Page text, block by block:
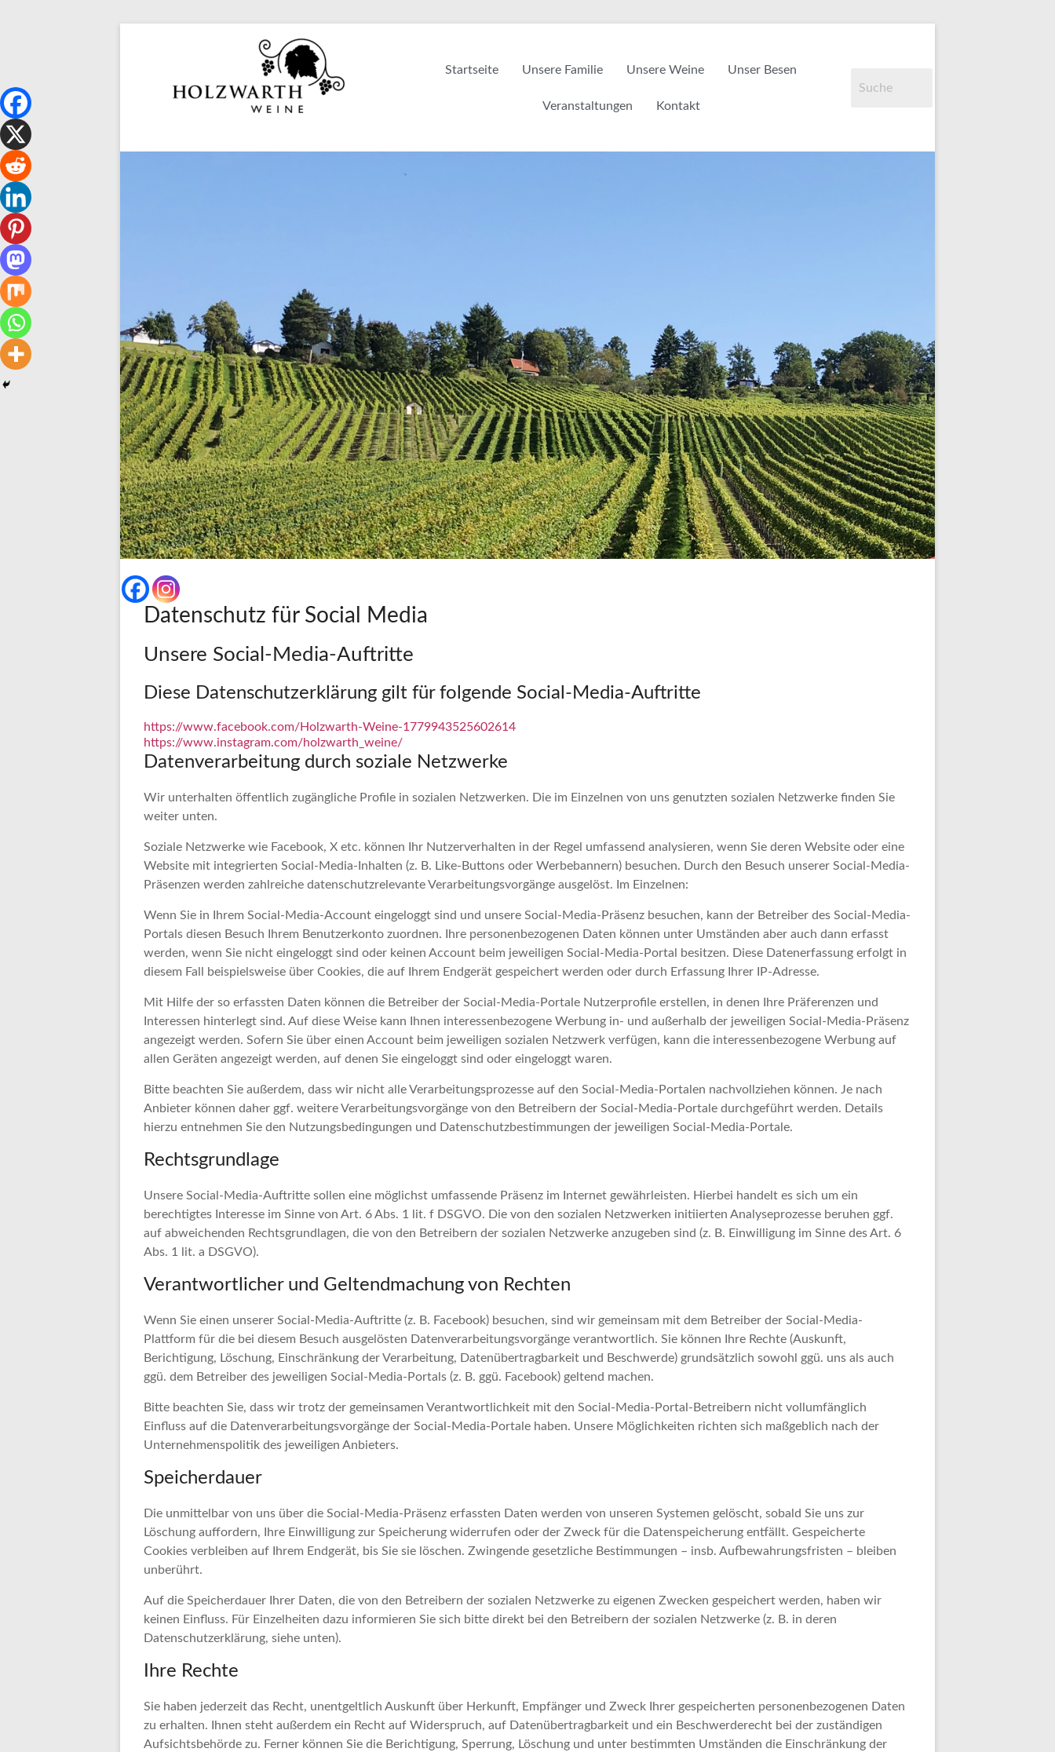
Startseite Unsere Familie Unsere Weine Unser Besen
Veranstaltungen Kontakt
Datenschutz für Social Media
Unsere Social-Media-Auftritte
Diese Datenschutzerklärung gilt für folgende Social-Media-Auftritte
https://www.facebook.com/Holzwarth-Weine-1779943525602614
https://www.instagram.com/holzwarth_weine/
Datenverarbeitung durch soziale Netzwerke
Wir unterhalten öffentlich zugängliche Profile in sozialen Netzwerken. Die im Einzelnen von uns genutzten sozialen Netzwerke finden Sie
weiter unten.
Soziale Netzwerke wie Facebook, X etc. können Ihr Nutzerverhalten in der Regel umfassend analysieren, wenn Sie deren Website oder eine
Website mit integrierten Social-Media-Inhalten (z. B. Like-Buttons oder Werbebannern) besuchen. Durch den Besuch unserer Social-Media-
Präsenzen werden zahlreiche datenschutzrelevante Verarbeitungsvorgänge ausgelöst. Im Einzelnen:
Wenn Sie in Ihrem Social-Media-Account eingeloggt sind und unsere Social-Media-Präsenz besuchen, kann der Betreiber des Social-Media-
Portals diesen Besuch Ihrem Benutzerkonto zuordnen. Ihre personenbezogenen Daten können unter Umständen aber auch dann erfasst
werden, wenn Sie nicht eingeloggt sind oder keinen Account beim jeweiligen Social-Media-Portal besitzen. Diese Datenerfassung erfolgt in
diesem Fall beispielsweise über Cookies, die auf Ihrem Endgerät gespeichert werden oder durch Erfassung Ihrer IP-Adresse.
Mit Hilfe der so erfassten Daten können die Betreiber der Social-Media-Portale Nutzerprofile erstellen, in denen Ihre Präferenzen und
Interessen hinterlegt sind. Auf diese Weise kann Ihnen interessenbezogene Werbung in- und außerhalb der jeweiligen Social-Media-Präsenz
angezeigt werden. Sofern Sie über einen Account beim jeweiligen sozialen Netzwerk verfügen, kann die interessenbezogene Werbung auf
allen Geräten angezeigt werden, auf denen Sie eingeloggt sind oder eingeloggt waren.
Bitte beachten Sie außerdem, dass wir nicht alle Verarbeitungsprozesse auf den Social-Media-Portalen nachvollziehen können. Je nach
Anbieter können daher ggf. weitere Verarbeitungsvorgänge von den Betreibern der Social-Media-Portale durchgeführt werden. Details
hierzu entnehmen Sie den Nutzungsbedingungen und Datenschutzbestimmungen der jeweiligen Social-Media-Portale.
Rechtsgrundlage
Unsere Social-Media-Auftritte sollen eine möglichst umfassende Präsenz im Internet gewährleisten. Hierbei handelt es sich um ein
berechtigtes Interesse im Sinne von Art. 6 Abs. 1 lit. f DSGVO. Die von den sozialen Netzwerken initiierten Analyseprozesse beruhen ggf.
auf abweichenden Rechtsgrundlagen, die von den Betreibern der sozialen Netzwerke anzugeben sind (z. B. Einwilligung im Sinne des Art. 6
Abs. 1 lit. a DSGVO).
Verantwortlicher und Geltendmachung von Rechten
Wenn Sie einen unserer Social-Media-Auftritte (z. B. Facebook) besuchen, sind wir gemeinsam mit dem Betreiber der Social-Media-
Plattform für die bei diesem Besuch ausgelösten Datenverarbeitungsvorgänge verantwortlich. Sie können Ihre Rechte (Auskunft,
Berichtigung, Löschung, Einschränkung der Verarbeitung, Datenübertragbarkeit und Beschwerde) grundsätzlich sowohl ggü. uns als auch
ggü. dem Betreiber des jeweiligen Social-Media-Portals (z. B. ggü. Facebook) geltend machen.
Bitte beachten Sie, dass wir trotz der gemeinsamen Verantwortlichkeit mit den Social-Media-Portal-Betreibern nicht vollumfänglich
Einfluss auf die Datenverarbeitungsvorgänge der Social-Media-Portale haben. Unsere Möglichkeiten richten sich maßgeblich nach der
Unternehmenspolitik des jeweiligen Anbieters.
Speicherdauer
Die unmittelbar von uns über die Social-Media-Präsenz erfassten Daten werden von unseren Systemen gelöscht, sobald Sie uns zur
Löschung auffordern, Ihre Einwilligung zur Speicherung widerrufen oder der Zweck für die Datenspeicherung entfällt. Gespeicherte
Cookies verbleiben auf Ihrem Endgerät, bis Sie sie löschen. Zwingende gesetzliche Bestimmungen – insb. Aufbewahrungsfristen – bleiben
unberührt.
Auf die Speicherdauer Ihrer Daten, die von den Betreibern der sozialen Netzwerke zu eigenen Zwecken gespeichert werden, haben wir
keinen Einfluss. Für Einzelheiten dazu informieren Sie sich bitte direkt bei den Betreibern der sozialen Netzwerke (z. B. in deren
Datenschutzerklärung, siehe unten).
Ihre Rechte
Sie haben jederzeit das Recht, unentgeltlich Auskunft über Herkunft, Empfänger und Zweck Ihrer gespeicherten personenbezogenen Daten
zu erhalten. Ihnen steht außerdem ein Recht auf Widerspruch, auf Datenübertragbarkeit und ein Beschwerderecht bei der zuständigen
Aufsichtsbehörde zu. Ferner können Sie die Berichtigung, Sperrung, Löschung und unter bestimmten Umständen die Einschränkung der